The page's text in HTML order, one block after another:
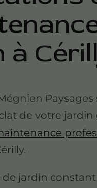
à
Paysages
de votre jardin
jardin constant